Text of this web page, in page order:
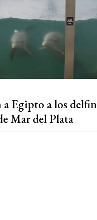
a Egipto a los
Mar del Plata